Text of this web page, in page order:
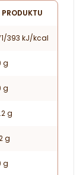
393 kJ/kcal
g
g
g
g
g